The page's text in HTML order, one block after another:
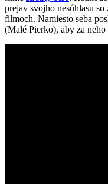
prejav svojho nesúhlasu
filmoch. Namiesto seba
(Malé Pierko), aby za neho